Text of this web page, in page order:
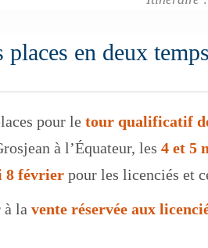
places en deux
pour le tour qualificatif
à l’Équateur, les 4 et 5
8 février pour les licenciés et
à la vente réservée aux